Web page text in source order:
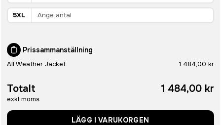
5XL
Prissammanställning
All Weather Jacket 1 484,00 kr
Totalt
exkl moms
1 484,00 kr
LÄGG I VARUKORGEN